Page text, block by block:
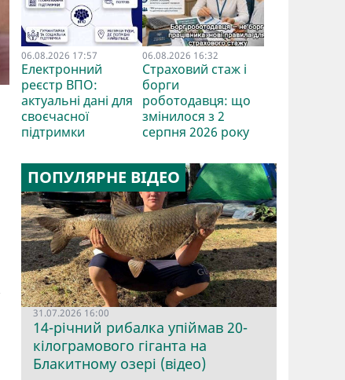
06.08.2026 17:57
Електронний
реєстр ВПО:
актуальні дані для
своєчасної
підтримки
06.08.2026 16:32
Страховий стаж і
борги
роботодавця: що
змінилося з 2
серпня 2026 року
ПОПУЛЯРНЕ ВІДЕО
31.07.2026 16:00
14-річний рибалка упіймав 20-
кілограмового гіганта на
Блакитному озері (відео)